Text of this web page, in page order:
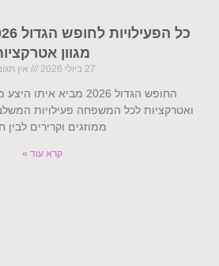
מגוון
27 ביולי 2026 אין
החופש הגדול 2026 מביא
ואטרקציות לכל המשפחה פעילויות
ממוזגים וקרירים לבין
קרא עוד »